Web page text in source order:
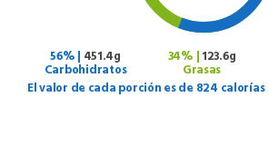
56% | 451.4g
Carbohidratos
34% | 123.6g
Grasas
El valor de cada porción es de 824 calorías